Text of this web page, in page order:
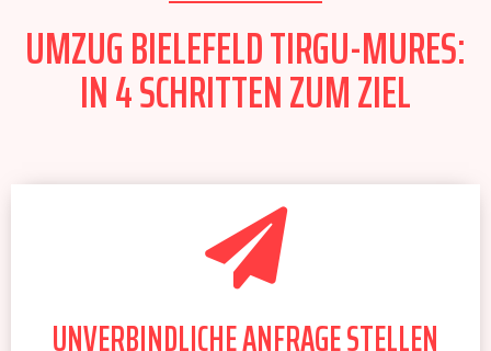
UMZUG BIELEFELD TIRGU-MURES:
IN 4 SCHRITTEN ZUM ZIEL
UNVERBINDLICHE ANFRAGE STELLEN